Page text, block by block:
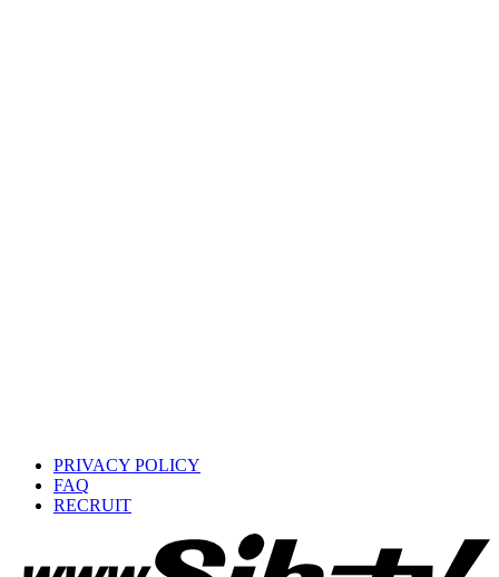
PRIVACY POLICY
FAQ
RECRUIT